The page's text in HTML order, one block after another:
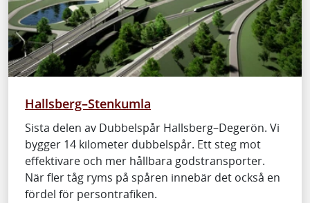
Hallsberg–Stenkumla
Sista delen av Dubbelspår Hallsberg–Degerön. Vi
bygger 14 kilometer dubbelspår. Ett steg mot
effektivare och mer hållbara godstransporter.
När fler tåg ryms på spåren innebär det också en
fördel för persontrafiken.